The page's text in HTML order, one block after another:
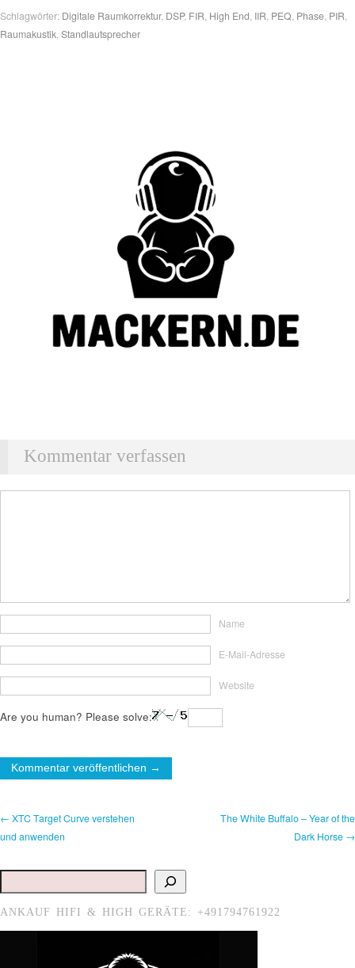
Schlagwörter: Digitale Raumkorrektur, DSP, FIR, High End, IIR, PEQ, Phase, PIR,
Raumakustik,Standlautsprecher
Kommentar verfassen
Name
E-Mail-Adresse
Website
Are you human? Please solve:
← XTC Target Curve verstehen
und anwenden
The White Buffalo – Year of the
Dark Horse →
ANKAUF HIFI & HIGH GERÄTE: +491794761922